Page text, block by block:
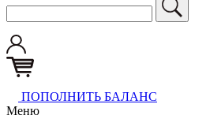
ПОПОЛНИТЬ БАЛАНС
Меню